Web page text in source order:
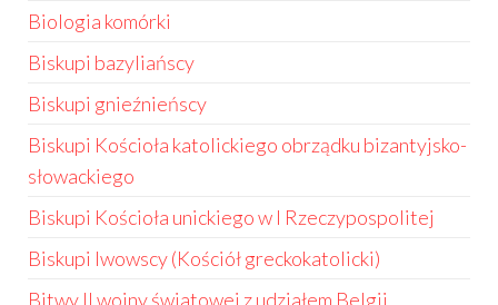
Biologia komórki
Biskupi bazyliańscy
Biskupi gnieźnieńscy
Biskupi Kościoła katolickiego obrządku bizantyjsko-
słowackiego
Biskupi Kościoła unickiego w I Rzeczypospolitej
Biskupi lwowscy (Kościół greckokatolicki)
Bitwy II wojny światowej z udziałem Belgii